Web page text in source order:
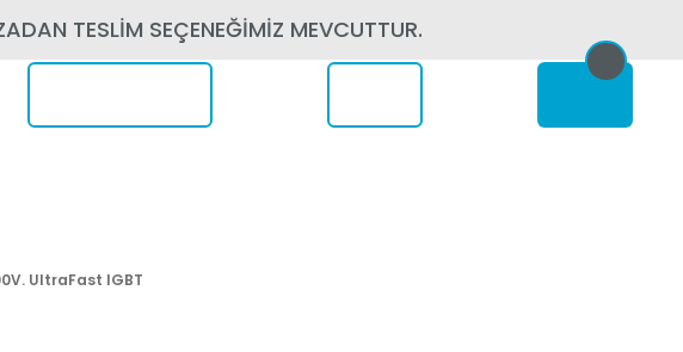
TESLİM SEÇENEĞİMİZ MEVCUTTUR.
UltraFast IGBT